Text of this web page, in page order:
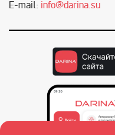
E-mail: info@darina.su